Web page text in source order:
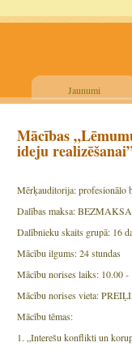
Jaunumi
Mācības
ideju
Mērķauditorija: profesionālo
Dalības maksa:
Dalībnieku skaits grupā: 16
Mācību ilgums: 24 stundas
Mācību norises laiks: 10.00
Mācību norises vieta:
Mācību tēmas:
1. „Interešu konflikti un